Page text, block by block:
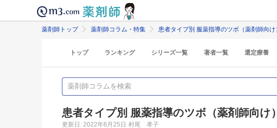
薬剤師トップ 薬剤師コラム・特集 患者タイプ別 服薬指導のツボ（薬剤師向け
トップ ランキング シリーズ一覧 著者一覧 選定療養
患者タイプ別 服薬指導のツボ（薬剤師向け）
更新日: 2022年6月25日 村尾 孝子